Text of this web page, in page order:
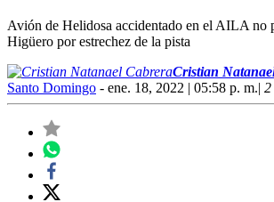
Avión de Helidosa accidentado en el AILA no
Higüero por estrechez de la pista
Cristian
Santo Domingo - ene. 18, 2022 | 05:58 p. m.| 2